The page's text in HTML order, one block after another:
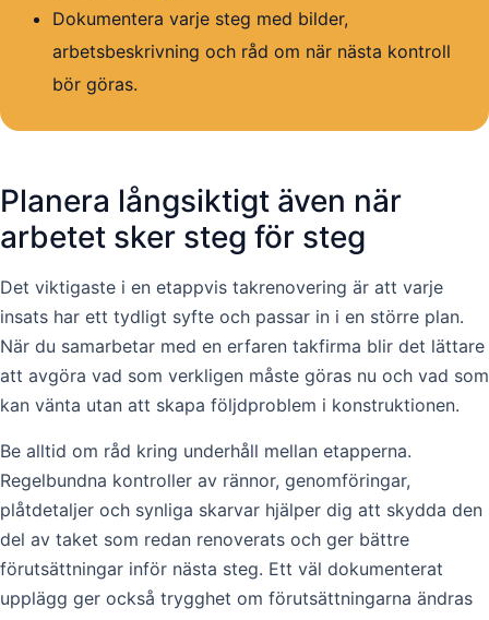
Dokumentera varje steg med bilder,
arbetsbeskrivning och råd om när nästa kontroll
bör göras.
Planera långsiktigt även när
arbetet sker steg för steg
Det viktigaste i en etappvis takrenovering är att varje
insats har ett tydligt syfte och passar in i en större plan.
När du samarbetar med en erfaren takfirma blir det lättare
att avgöra vad som verkligen måste göras nu och vad som
kan vänta utan att skapa följdproblem i konstruktionen.
Be alltid om råd kring underhåll mellan etapperna.
Regelbundna kontroller av rännor, genomföringar,
plåtdetaljer och synliga skarvar hjälper dig att skydda den
del av taket som redan renoverats och ger bättre
förutsättningar inför nästa steg. Ett väl dokumenterat
upplägg ger också trygghet om förutsättningarna ändras